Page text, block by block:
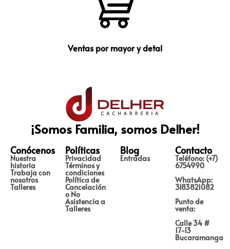
Ventas por mayor y detal
¡Somos Familia, somos Delher!
Conócenos
Nuestra
historia
Trabaja con
nosotros
Talleres
Políticas
Privacidad
Términos y
condiciones
Política de
Cancelación
o No
Asistencia a
Talleres
Blog
Entradas
Contacto
Teléfono: (+7)
6754990
WhatsApp:
3183821082
Punto de
venta:
Calle 34 #
17-13
Bucaramanga